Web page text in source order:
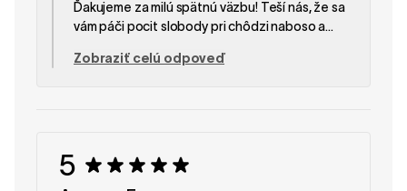
Ďakujeme za milú spätnú väzbu! Teší nás, že sa
vám páči pocit slobody pri chôdzi naboso a
s prispôsobením topánok a vlnené ponožky s
Zobraziť celú odpoveď
5